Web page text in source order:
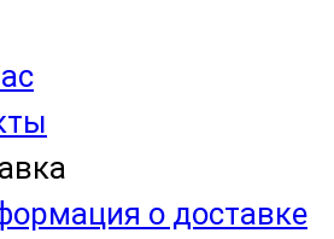
о доставке